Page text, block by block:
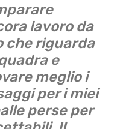
lavoro da
che riguarda
e
meglio i
per i miei
perse per